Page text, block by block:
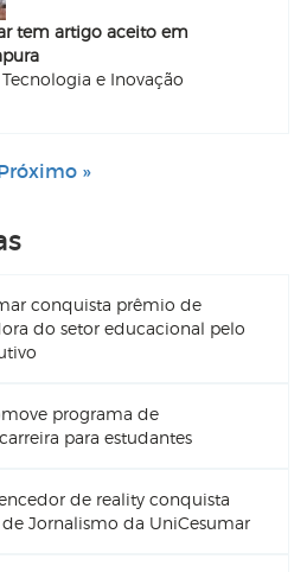
tem artigo aceito em
e Inovação
»
conquista prêmio de
do setor educacional pelo
programa de
para estudantes
de reality conquista
de Jornalismo da UniCesumar